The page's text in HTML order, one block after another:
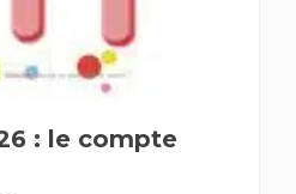
: le compte